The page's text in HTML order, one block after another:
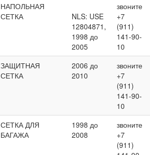
НАПОЛЬНАЯ
СЕТКА
NLS: USE
12804871,
1998 до
2005
звоните
+7
(911)
141-90-
10
ЗАЩИТНАЯ
СЕТКА
2006 до
2010
звоните
+7
(911)
141-90-
10
СЕТКА ДЛЯ
БАГАЖА
1998 до
2008
звоните
+7
(911)